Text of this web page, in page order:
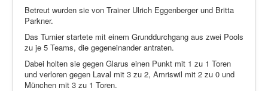
Betreut wurden sie von Trainer Ulrich Eggenberger und Britta
Parkner.
Das Turnier startete mit einem Grunddurchgang aus zwei Pools
zu je 5 Teams, die gegeneinander antraten.
Dabei holten sie gegen Glarus einen Punkt mit 1 zu 1 Toren
und verloren gegen Laval mit 3 zu 2, Amriswil mit 2 zu 0 und
München mit 3 zu 1 Toren.